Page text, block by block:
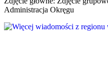
Administracja Okręgu